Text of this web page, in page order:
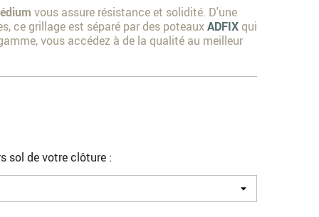
vous assure résistance et solidité. D'une
ce grillage est séparé par des poteauxADFIXqui
vous accédez à de la qualité au meilleur
sol de votre clôture :